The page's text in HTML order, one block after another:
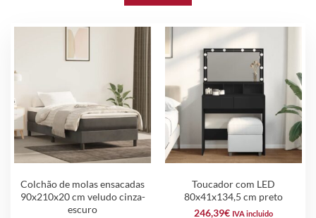
Colchão de molas ensacadas
90x210x20 cm veludo cinza-
escuro
Toucador com LED
80x41x134,5 cm preto
246,39€ IVA incluido